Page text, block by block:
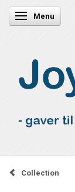
Skifte navigation
Menu
Collection